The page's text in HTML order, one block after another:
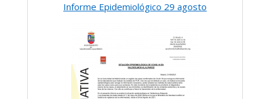
Informe Epidemiológico 29 agosto